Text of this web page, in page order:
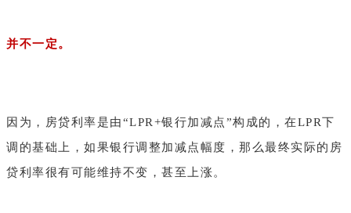
并不一定。
因为，房贷利率是由“LPR+银行加减点”构成的，在LPR下
调的基础上，如果银行调整加减点幅度，那么最终实际的房
贷利率很有可能维持不变，甚至上涨。